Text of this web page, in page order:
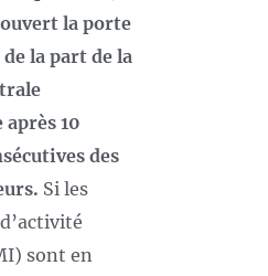
la porte
de la part de la
10
des
Si les
sont en